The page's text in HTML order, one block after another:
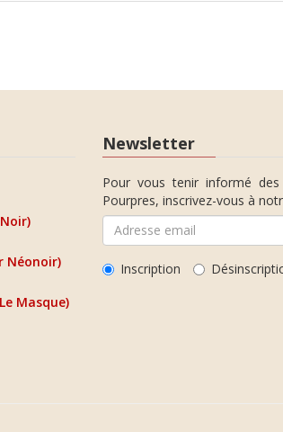
Néonoir)
Masque)
Newsletter
Pour vous tenir informé
Pourpres, inscrivez-vous à
Inscription